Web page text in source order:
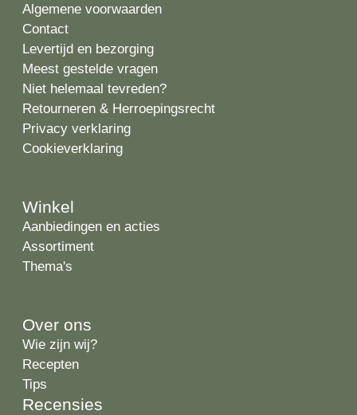
Algemene voorwaarden
Contact
Levertijd en bezorging
Meest gestelde vragen
Niet helemaal tevreden?
Retourneren & Herroepingsrecht
Privacy verklaring
Cookieverklaring
Winkel
Aanbiedingen en acties
Assortiment
Thema's
Over ons
Wie zijn wij?
Recepten
Tips
Recensies